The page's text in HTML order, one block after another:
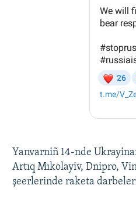
Yanvarniñ 14-nde
Artıq Mıkolayiv, Dnipro,
şeerlerinde raketa